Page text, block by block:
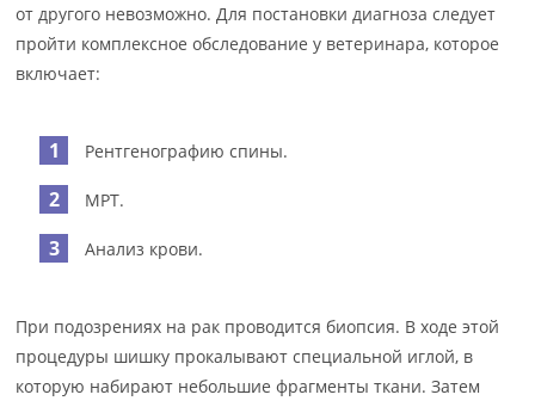
от другого невозможно. Для постановки диагноза следует
пройти комплексное обследование у ветеринара, которое
включает:
Рентгенографию спины.
МРТ.
Анализ крови.
При подозрениях на рак проводится биопсия. В ходе этой
процедуры шишку прокалывают специальной иглой, в
которую набирают небольшие фрагменты ткани. Затем